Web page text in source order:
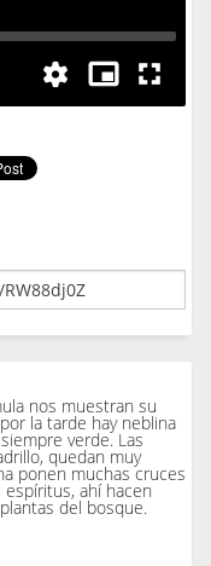
nos muestran su
la tarde hay neblina
verde. Las
quedan muy
ponen muchas cruces
ahí hacen
del bosque.